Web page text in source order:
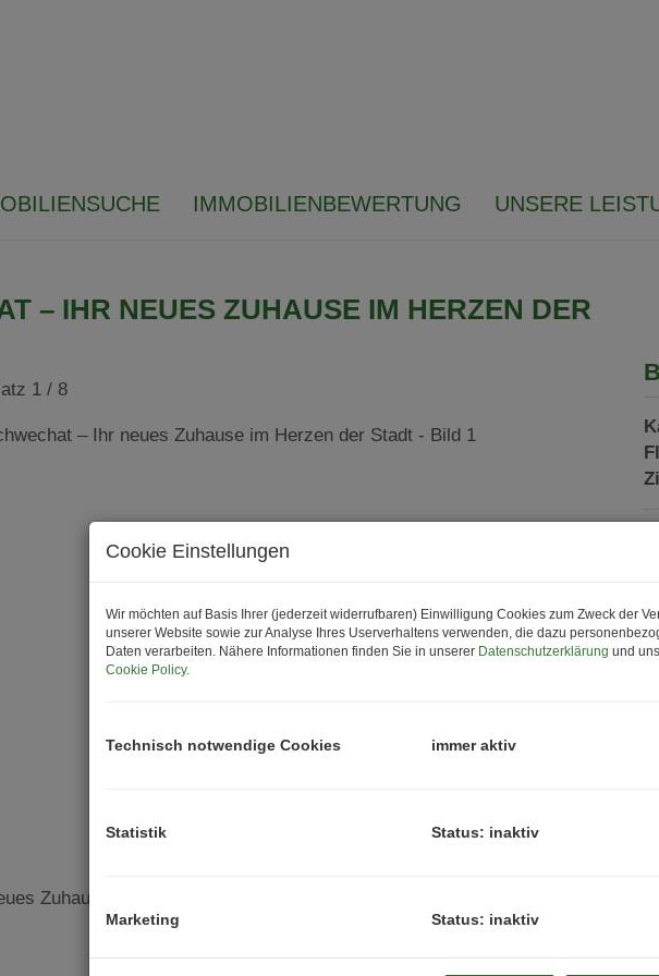
IMMOBILIENBEWERTUNG UNSERE
– IHR NEUES ZUHAUSE IM HERZEN DER
1 / 8
Cookie Einstellungen
Wir möchten auf Basis Ihrer (jederzeit widerrufbaren) Einwilligung Cookies zum Zweck der
unserer Website sowie zur Analyse Ihres Userverhaltens verwenden, die dazu
Daten verarbeiten. Nähere Informationen finden Sie in unserer Datenschutzerklärung und
Cookie Policy.
Technisch notwendige Cookies immer aktiv
Statistik Status: inaktiv
Marketing Status: inaktiv